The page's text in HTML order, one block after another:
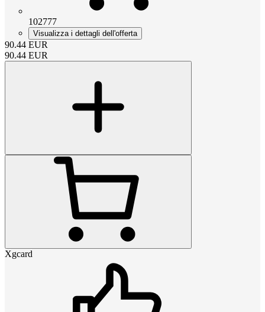
102777
Visualizza i dettagli dell'offerta
90.44 EUR
90.44 EUR
Xgcard